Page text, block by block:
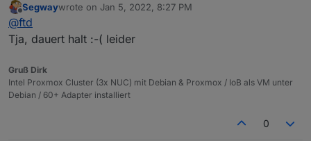
hoffe das wird noch was ansonsten mpfh
Naja.... es gibt seit 22.09.2020 (!) ein offenes Issue auf
Offline
Segwaywrote on Jan 5, 2022, 8:27 PM
last edited by
@ftd
Tja, dauert halt :-( leider
Gruß Dirk
Intel Proxmox Cluster (3x NUC) mit Debian & Proxmox / IoB als VM unter
Debian / 60+ Adapter installiert
0